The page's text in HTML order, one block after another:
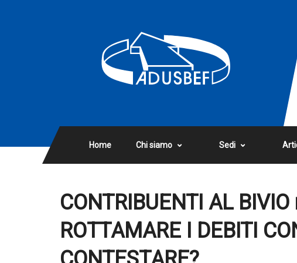
Home Chi siamo Sedi
CONTRIBUENTI AL
ROTTAMARE I DEBITI